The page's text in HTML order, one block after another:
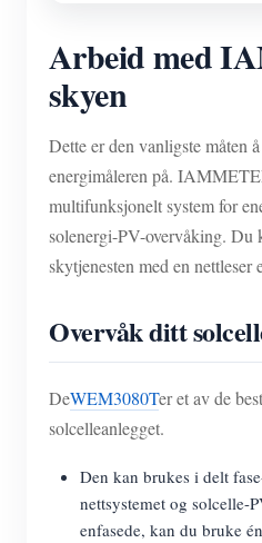
Arbeid med
skyen
Dette er den vanligste måten
energimåleren på.
multifunksjonelt system for
solenergi-PV-overvåking. Du
skytjenesten med en nettleser
Overvåk ditt
DeWEM3080Ter et av de
solcelleanlegget.
Den kan brukes i delt
nettsystemet og solcelle-
enfasede, kan du bruke